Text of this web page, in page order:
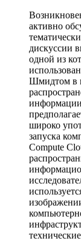
активно
дискуссии
одной из
Шмидтом в
широко
запуска
Compute